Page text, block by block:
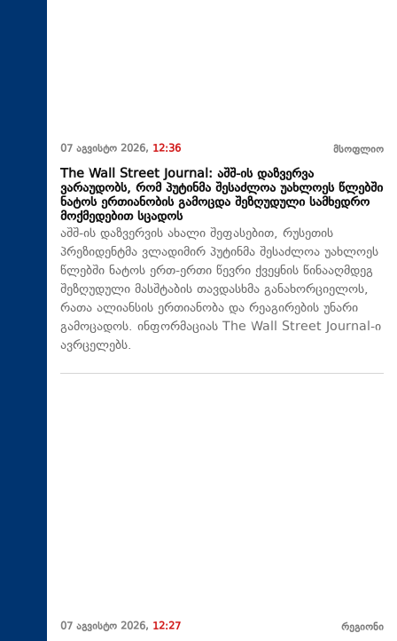
07 აგვისტო 2026, 12:36 მსოფლიო
The Wall Street Journal: აშშ-ის დაზვერვა
ვარაუდობს, რომ პუტინმა შესაძლოა უახლოეს წლებში
ნატოს ერთიანობის გამოცდა შეზღუდული სამხედრო
მოქმედებით სცადოს
აშშ-ის დაზვერვის ახალი შეფასებით, რუსეთის
პრეზიდენტმა ვლადიმირ პუტინმა შესაძლოა უახლოეს
წლებში ნატოს ერთ-ერთი წევრი ქვეყნის წინააღმდეგ
შეზღუდული მასშტაბის თავდასხმა განახორციელოს,
რათა ალიანსის ერთიანობა და რეაგირების უნარი
გამოცადოს. ინფორმაციას The Wall Street Journal-ი
ავრცელებს.
07 აგვისტო 2026, 12:27 რეგიონი